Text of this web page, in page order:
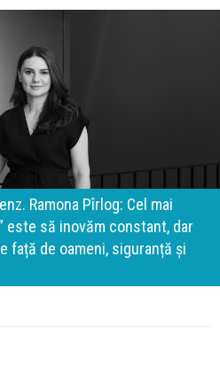
Ramona Pîrlog: Cel mai
este să inovăm constant, dar
față de oameni, siguranță și